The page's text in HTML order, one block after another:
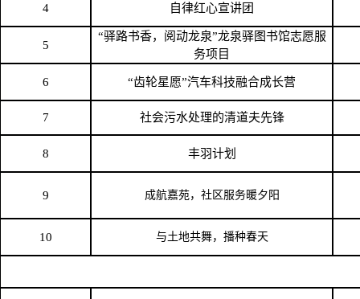
4 自律红心宣讲团
5
“驿路书香，阅动龙泉”龙泉驿图书馆志愿服
务项目
6 “齿轮星愿”汽车科技融合成长营
7 社会污水处理的清道夫先锋
8 丰羽计划
9 成航嘉苑，社区服务暖夕阳
10 与土地共舞，播种春天